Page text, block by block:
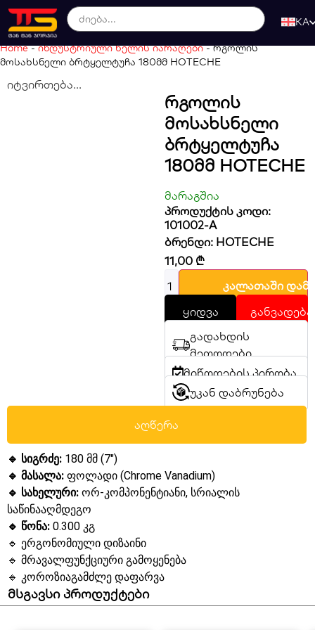
KA
Home-ინდუსტრიული ხელის იარაღები-რგოლის
მოსახსნელი ბრტყელტუჩა 180მმ HOTECHE
იტვირთება...
Რგოლის
Მოსახსნელი
Ბრტყელტუჩა
180მმ HOTECHE
მარაგშია
პროდუქტის კოდი:
101002-A
ბრენდი: HOTECHE
11,00 ₾
კალათაში
ყიდვა
განვადება
გადახდის
მეთოდები
მიწოდების პირობა
უკან დაბრუნება
აღწერა
🔹 სიგრძე: 180 მმ (7″)
🔹 მასალა: ფოლადი (Chrome Vanadium)
🔹 სახელური: ორ-კომპონენტიანი, სრიალის
საწინააღმდეგო
🔹 წონა: 0.300 კგ
🔹 ერგონომიული დიზაინი
🔹 მრავალფუნქციური გამოყენება
🔹 კოროზიაგამძლე დაფარვა
მსგავსი პროდუქტები